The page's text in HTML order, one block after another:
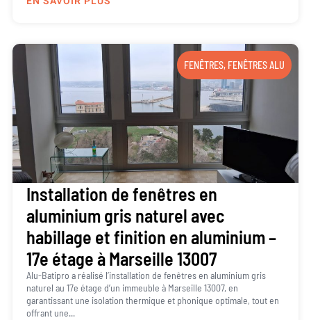
FENÊTRES, FENÊTRES ALU
Installation de fenêtres en
aluminium gris naturel avec
habillage et finition en aluminium –
17e étage à Marseille 13007
Alu-Batipro a réalisé l’installation de fenêtres en aluminium gris
naturel au 17e étage d’un immeuble à Marseille 13007, en
garantissant une isolation thermique et phonique optimale, tout en
offrant une...